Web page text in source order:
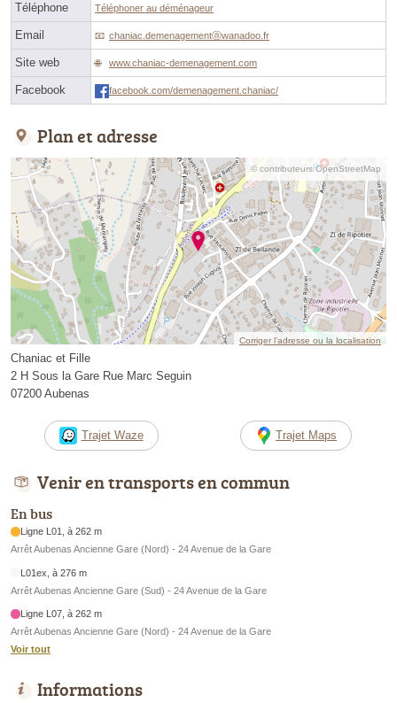
Téléphone Téléphoner au déménageur
Email chaniac.demenagementⓐwanadoo.fr
Site web www.chaniac-demenagement.com
Facebook facebook.com/demenagement.chaniac/
Plan et adresse
© contributeurs OpenStreetMap
Corriger l’adresse ou la localisation
Chaniac et Fille
2 H Sous la Gare Rue Marc Seguin
07200 Aubenas
Trajet Waze Trajet Maps
Venir en transports en commun
En bus
Ligne L01, à 262 m
Arrêt Aubenas Ancienne Gare (Nord) - 24 Avenue de la Gare
L01ex, à 276 m
Arrêt Aubenas Ancienne Gare (Sud) - 24 Avenue de la Gare
Ligne L07, à 262 m
Arrêt Aubenas Ancienne Gare (Nord) - 24 Avenue de la Gare
Voir tout
Informations